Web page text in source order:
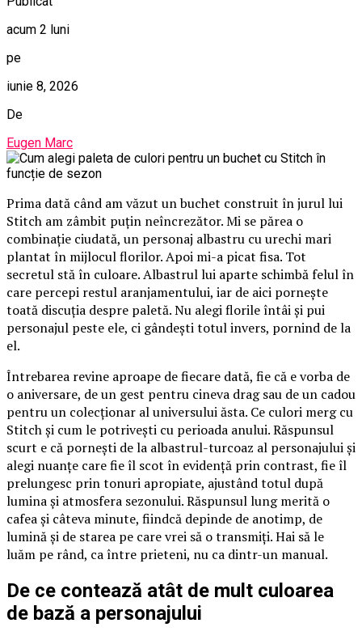
acum 2 luni
pe
iunie 8, 2026
De
Eugen Marc
Prima dată când am văzut un buchet construit în jurul lui
Stitch am zâmbit puțin neîncrezător. Mi se părea o
combinație ciudată, un personaj albastru cu urechi mari
plantat în mijlocul florilor. Apoi mi-a picat fisa. Tot
secretul stă în culoare. Albastrul lui aparte schimbă felul în
care percepi restul aranjamentului, iar de aici pornește
toată discuția despre paletă. Nu alegi florile întâi și pui
personajul peste ele, ci gândești totul invers, pornind de la
el.
Întrebarea revine aproape de fiecare dată, fie că e vorba de
o aniversare, de un gest pentru cineva drag sau de un cadou
pentru un colecționar al universului ăsta. Ce culori merg cu
Stitch și cum le potrivești cu perioada anului. Răspunsul
scurt e că pornești de la albastrul-turcoaz al personajului și
alegi nuanțe care fie îl scot în evidență prin contrast, fie îl
prelungesc prin tonuri apropiate, ajustând totul după
lumina și atmosfera sezonului. Răspunsul lung merită o
cafea și câteva minute, fiindcă depinde de anotimp, de
lumină și de starea pe care vrei să o transmiți. Hai să le
luăm pe rând, ca între prieteni, nu ca dintr-un manual.
De ce contează atât de mult culoarea
de bază a personajului